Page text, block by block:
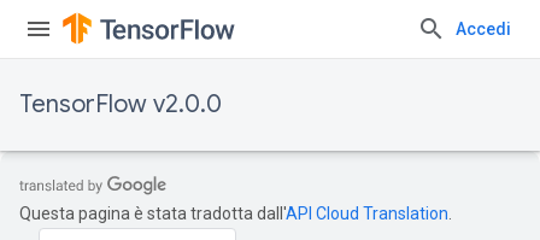
Accedi
TensorFlow v2.0.0
Questa pagina è stata tradotta dall'API Cloud Translation